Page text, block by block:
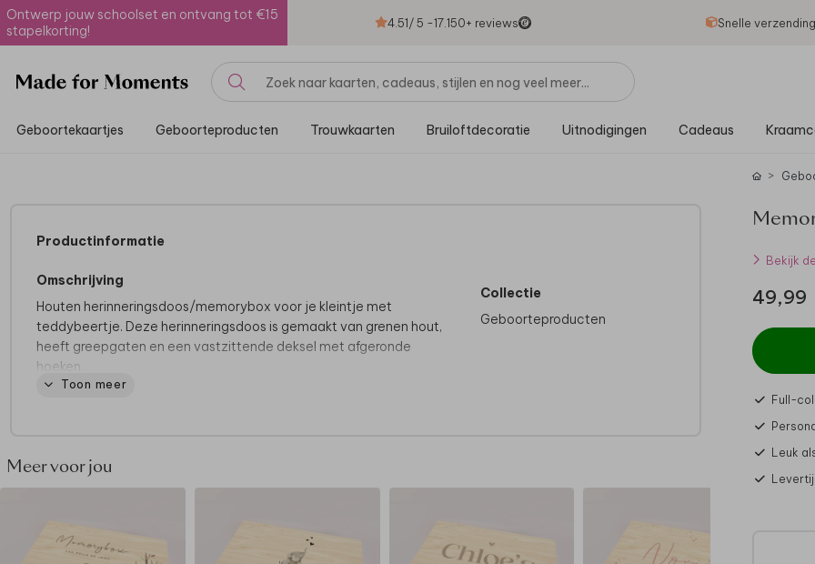
Ontwerp jouw schoolset en ontvang tot €15
stapelkorting!
4.51/ 5 -17.150+ reviews Snelle
Geboortekaartjes Geboorteproducten Trouwkaarten Bruiloftdecoratie Uitnodigingen Cadeaus
Productinformatie
Omschrijving
Houten herinneringsdoos/memorybox voor je kleintje met
teddybeertje. Deze herinneringsdoos is gemaakt van grenen hout,
heeft greepgaten en een vastzittende deksel met afgeronde
hoeken.
• Hout is een natuurlijk product, dus iedere memory box is (qua
nerven e.d.) uniek.
jouw kaart: de kleuren kunnen dus nét wat anders uitpakken.
Dit product maakt deel uit van
een complete set in deze stijl.
Toon meer
Collectie
Geboorteproducten
Meer voor jou
Bekijk
49,99
Full-
Leuk